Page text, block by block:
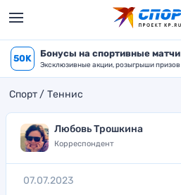
50K Бонусы на спортивные матчи
Эксклюзивные акции, розыгрыши призов
Спорт Теннис
Любовь Трошкина
Корреспондент
07.07.2023